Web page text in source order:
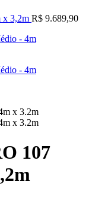
x 3,2m R$ 9.689,90
107